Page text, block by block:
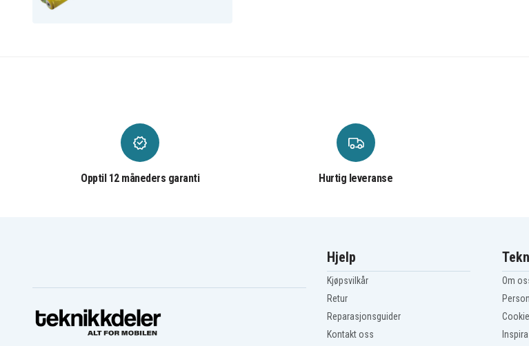
Opptil 12 måneders garanti Hurtig leveranse
Hjelp
Kjøpsvilkår
Retur
Reparasjonsguider
Kontakt oss
Om